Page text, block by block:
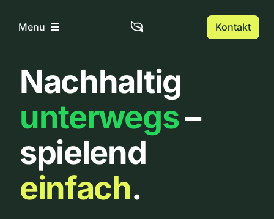
InhaltMenu
Home
Über uns
Urbanlist
Kontakt
Nachhaltig
unterwegs–
spielend
einfach.